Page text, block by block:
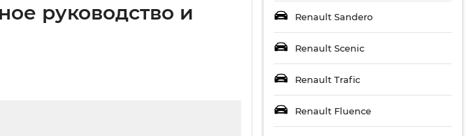
Renault Sandero
Renault Scenic
Renault Trafic
Renault Fluence
руководство и